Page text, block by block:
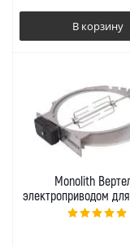
В корзину
Monolith
электроприводом для